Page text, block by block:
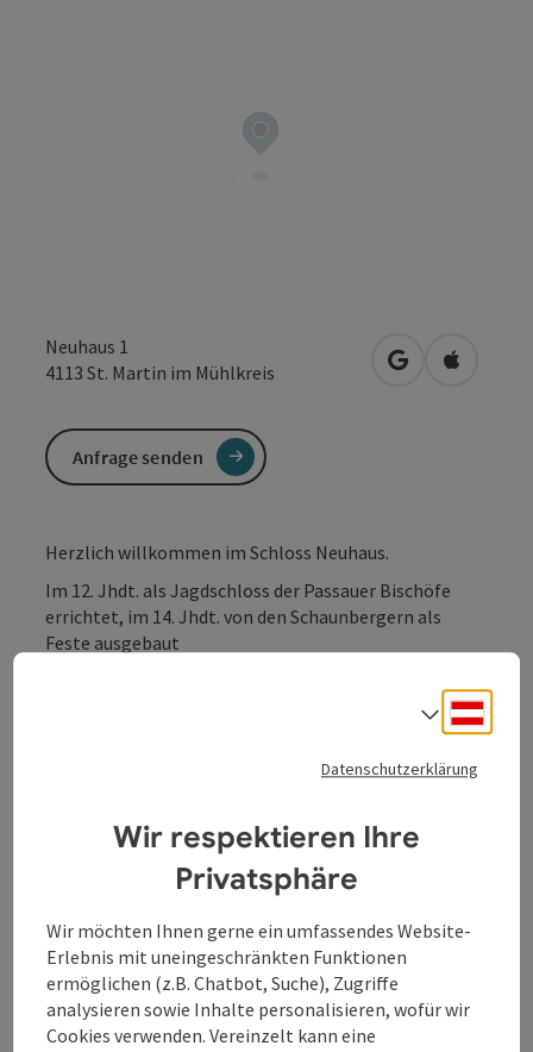
Neuhaus 1
4113 St. Martin im Mühlkreis in Googlein Apple
Herzlich willkommen im Schloss Neuhaus.
Im 12. Jhdt. als Jagdschloss der Passauer Bischöfe
errichtet, im 14. Jhdt. von den Schaunbergern als
Feste ausgebaut
Heute thront das Schloss Neuhaus mächtig über der
Donau. Das Schloss befindet sich seit 1918 im Besitz
Öffentlichkeit zugänglich. Aber auch ein Rundgang um
etwa 300 m erreicht, lässt Romantiker von
Raubrittern und Burgfräuleins träumen!
Kontakt
Anfrage senden
Datenschutzerklärung
Wir respektieren Ihre
Privatsphäre
Wir möchten Ihnen gerne ein umfassendes Website-
Erlebnis mit uneingeschränkten Funktionen
ermöglichen (z.B. Chatbot, Suche), Zugriffe
analysieren sowie Inhalte personalisieren, wofür wir
Cookies verwenden. Vereinzelt kann eine